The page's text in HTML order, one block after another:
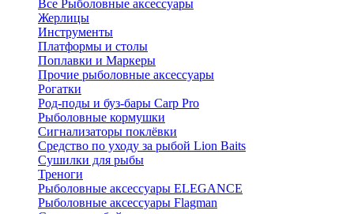
Все Рыболовные аксессуары
Жерлицы
Инструменты
Платформы и столы
Поплавки и Маркеры
Прочие рыболовные аксессуары
Рогатки
Род-поды и буз-бары Carp Pro
Рыболовные кормушки
Сигнализаторы поклёвки
Средство по уходу за рыбой Lion Baits
Сушилки для рыбы
Треноги
Рыболовные аксессуары ELEGANCE
Рыболовные аксессуары Flagman